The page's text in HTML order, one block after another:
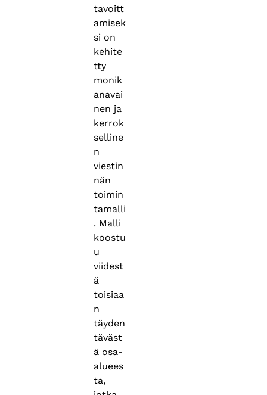
tavoitt
amisek
si on
kehite
tty
monik
anavai
nen ja
kerrok
selline
n
viestin
nän
toimin
tamalli
. Malli
koostu
u
viidest
ä
toisiaa
n
täyden
täväst
ä osa-
aluees
ta,